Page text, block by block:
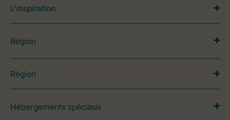
L’inspiration
Région
Région
Hébergements spéciaux